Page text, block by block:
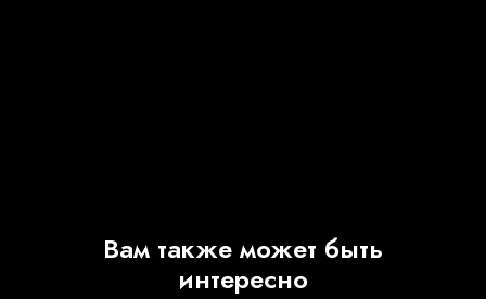
Вам также может быть
интересно